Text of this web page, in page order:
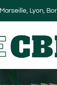
Lyon,